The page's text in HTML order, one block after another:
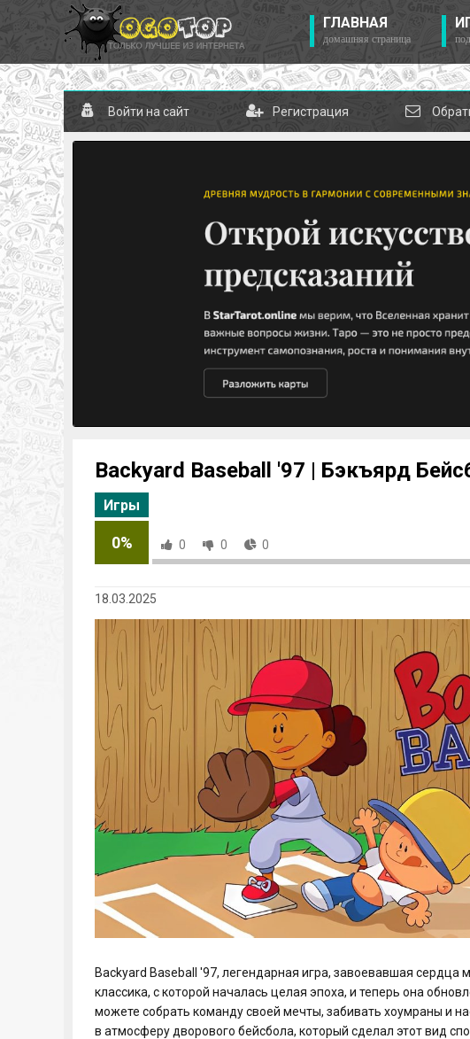
ГЛАВНАЯ
домашняя страница
Войти на сайт Регистрация
Backyard Baseball '97 | Бэкъярд
Игры
0% 0 0 0
18.03.2025
Backyard Baseball '97, легендарная игра, завоевавшая сердца
классика, с которой началась целая эпоха, и теперь она
можете собрать команду своей мечты, забивать хоумраны и
в атмосферу дворового бейсбола, который сделал этот вид